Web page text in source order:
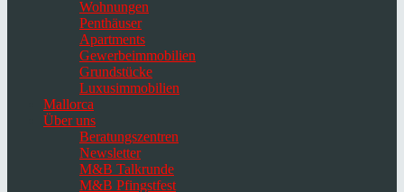
Wohnungen
Penthäuser
Apartments
Gewerbeimmobilien
Grundstücke
Luxusimmobilien
Mallorca
Über uns
Beratungszentren
Newsletter
M&B Talkrunde
M&B Pfingstfest